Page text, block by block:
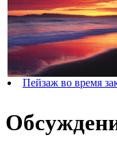
Пейзаж во время